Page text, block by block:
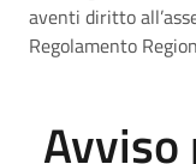
aventi diritto
Regolamento
Avviso